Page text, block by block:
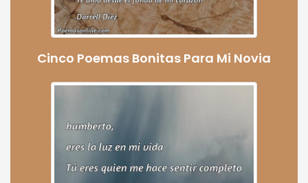
Cinco Poemas Bonitas Para Mi Novia